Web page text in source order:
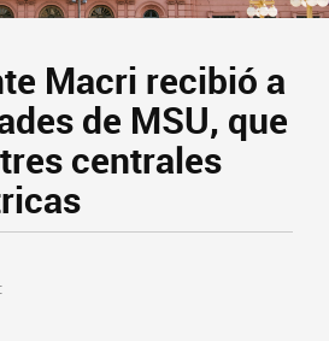
Macri recibió a
de MSU, que
centrales